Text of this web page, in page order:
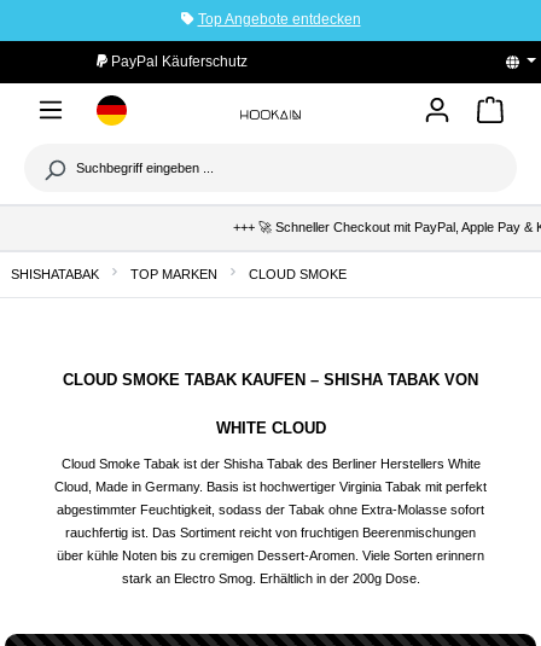
Top Angebote entdecken
PayPal Käuferschutz
+++ 🚀 Schneller Checkout mit PayPal, Apple Pay &
SHISHATABAK TOP MARKEN CLOUD SMOKE
CLOUD SMOKE TABAK KAUFEN – SHISHA TABAK VON
WHITE CLOUD
Cloud Smoke Tabak ist der Shisha Tabak des Berliner Herstellers White
Cloud, Made in Germany. Basis ist hochwertiger Virginia Tabak mit perfekt
abgestimmter Feuchtigkeit, sodass der Tabak ohne Extra-Molasse sofort
rauchfertig ist. Das Sortiment reicht von fruchtigen Beerenmischungen
über kühle Noten bis zu cremigen Dessert-Aromen. Viele Sorten erinnern
stark an Electro Smog. Erhältlich in der 200g Dose.